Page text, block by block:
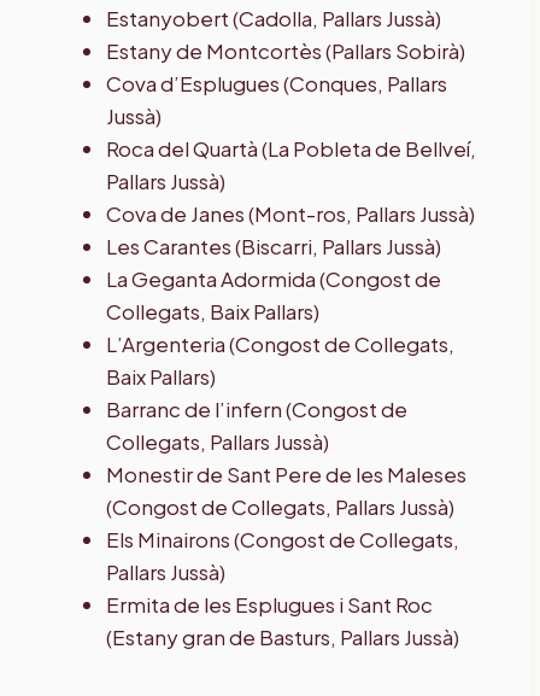
Estanyobert (Cadolla, Pallars Jussà)
Estany de Montcortès (Pallars Sobirà)
Cova d’Esplugues (Conques, Pallars
Jussà)
Roca del Quartà (La Pobleta de Bellveí,
Pallars Jussà)
Cova de Janes (Mont-ros, Pallars Jussà)
Les Carantes (Biscarri, Pallars Jussà)
La Geganta Adormida (Congost de
Collegats, Baix Pallars)
L’Argenteria (Congost de Collegats,
Baix Pallars)
Barranc de l’infern (Congost de
Collegats, Pallars Jussà)
Monestir de Sant Pere de les Maleses
(Congost de Collegats, Pallars Jussà)
Els Minairons (Congost de Collegats,
Pallars Jussà)
Ermita de les Esplugues i Sant Roc
(Estany gran de Basturs, Pallars Jussà)